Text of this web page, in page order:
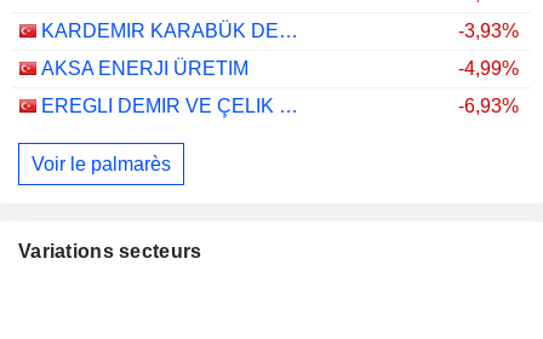
KARDEMIR KARABÜK DEMIR ÇELIK SANAYI VE TICARET
-3,93%
AKSA ENERJI ÜRETIM
-4,99%
EREGLI DEMIR VE ÇELIK FABRIKALARI T.A.S.
-6,93%
Voir le palmarès
Variations secteurs